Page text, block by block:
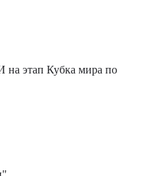
на этап Кубка мира по